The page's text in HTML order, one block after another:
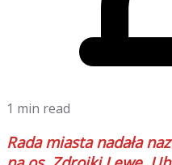
1 min read
Rada miasta nadała